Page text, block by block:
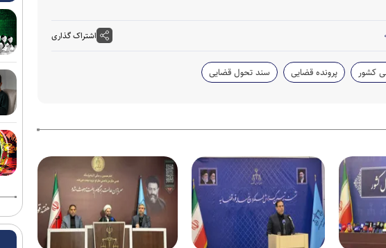
اشتراک گذاری
کشور پرونده قضایی سند تحول قضایی